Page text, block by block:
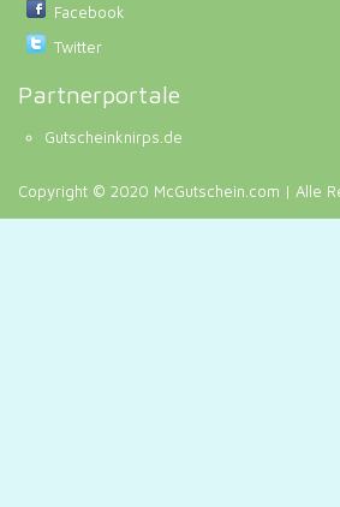
Facebook
Twitter
Partnerportale
Gutscheinknirps.de
Copyright © 2020 McGutschein.com | Alle